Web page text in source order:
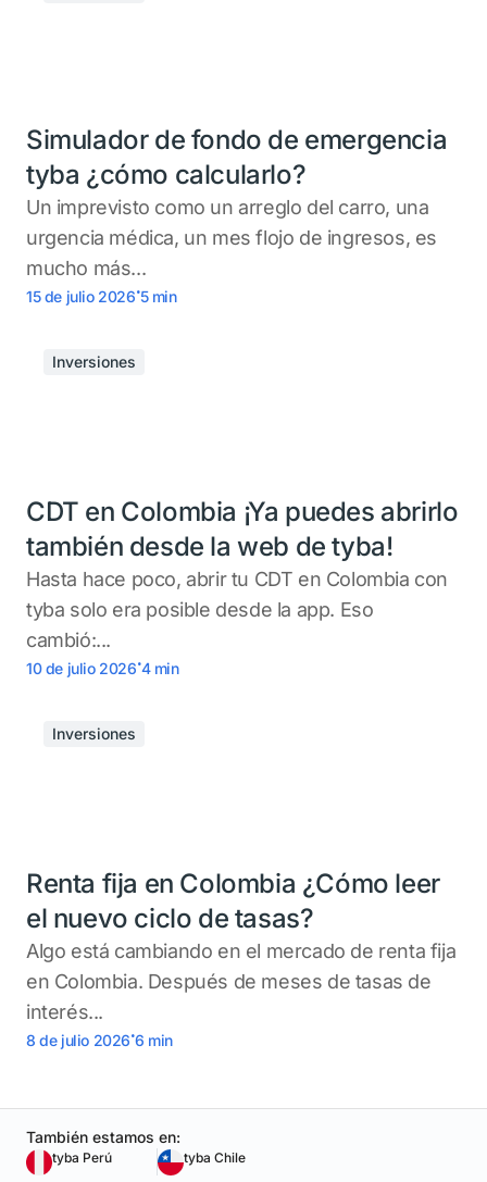
Simulador de fondo de emergencia
tyba ¿cómo calcularlo?
Un imprevisto como un arreglo del carro, una
urgencia médica, un mes flojo de ingresos, es
mucho más...
15 de julio 2026.5 min
Inversiones
CDT en Colombia ¡Ya puedes abrirlo
también desde la web de tyba!
Hasta hace poco, abrir tu CDT en Colombia con
tyba solo era posible desde la app. Eso
cambió:...
10 de julio 2026.4 min
Inversiones
Renta fija en Colombia ¿Cómo leer
el nuevo ciclo de tasas?
Algo está cambiando en el mercado de renta fija
en Colombia. Después de meses de tasas de
interés...
8 de julio 2026.6 min
También estamos en:
tyba Perú tyba Chile